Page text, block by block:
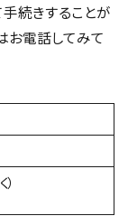
手続きすることが
お電話してみて